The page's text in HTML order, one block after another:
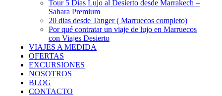
Tour 5 Días Lujo al Desierto desde Marrakech –
Sahara Premium
20 dias desde Tanger ( Marruecos completo)
Por qué contratar un viaje de lujo en Marruecos
con Viajes Desierto
VIAJES A MEDIDA
OFERTAS
EXCURSIONES
NOSOTROS
BLOG
CONTACTO